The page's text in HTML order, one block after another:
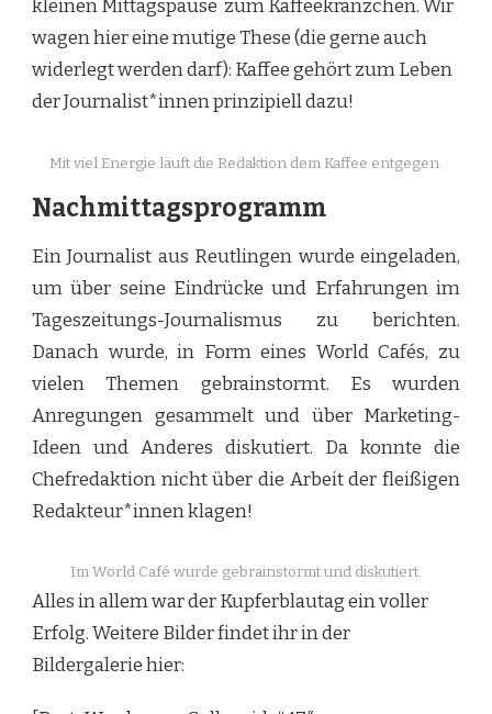
kleinen Mittagspause zum Kaffeekränzchen. Wir
wagen hier eine mutige These (die gerne auch
widerlegt werden darf): Kaffee gehört zum Leben
der Journalist*innen prinzipiell dazu!
Mit viel Energie läuft die Redaktion dem Kaffee entgegen.
Nachmittagsprogramm
Ein Journalist aus Reutlingen wurde eingeladen,
um über seine Eindrücke und Erfahrungen im
Tageszeitungs-Journalismus zu berichten.
Danach wurde, in Form eines World Cafés, zu
vielen Themen gebrainstormt. Es wurden
Anregungen gesammelt und über Marketing-
Ideen und Anderes diskutiert. Da konnte die
Chefredaktion nicht über die Arbeit der fleißigen
Redakteur*innen klagen!
Im World Café wurde gebrainstormt und diskutiert.
Alles in allem war der Kupferblautag ein voller
Erfolg. Weitere Bilder findet ihr in der
Bildergalerie hier: